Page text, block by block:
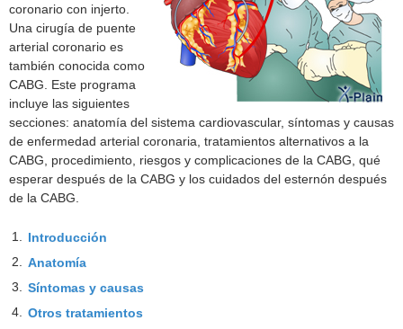
coronario con injerto.
Una cirugía de puente
arterial coronario es
también conocida como
CABG. Este programa
incluye las siguientes
secciones: anatomía del sistema cardiovascular, síntomas y causas
de enfermedad arterial coronaria, tratamientos alternativos a la
CABG, procedimiento, riesgos y complicaciones de la CABG, qué
esperar después de la CABG y los cuidados del esternón después
de la CABG.
1. Introducción
2. Anatomía
3. Síntomas y causas
4. Otros tratamientos